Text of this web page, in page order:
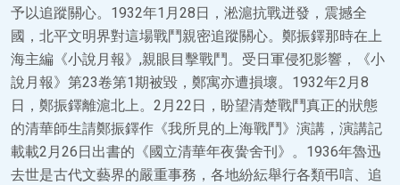
予以追蹤關心。1932年1月28日，淞滬抗戰迸發，震撼全
國，北平文明界對這場戰鬥親密追蹤關心。鄭振鐸那時在上
海主編《小說月報》,親眼目擊戰鬥。受日軍侵犯影響，《小
說月報》第23卷第1期被毀，鄭寓亦遭損壞。1932年2月8
日，鄭振鐸離滬北上。2月22日，盼望清楚戰鬥真正的狀態
的清華師生請鄭振鐸作《我所見的上海戰鬥》演講，演講記
載載2月26日出書的《國立清華年夜黌舍刊》。1936年魯迅
去世是古代文藝界的嚴重事務，各地紛紜舉行各類弔唁、追